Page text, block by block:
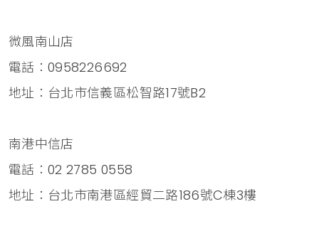
微風南山店
電話：0958226692
地址：台北市信義區松智路17號B2
南港中信店
電話：02 2785 0558
地址：台北市南港區經貿二路186號C棟3樓